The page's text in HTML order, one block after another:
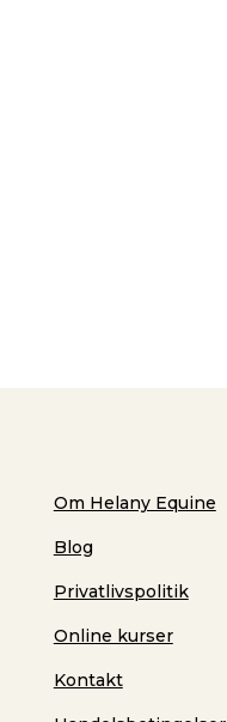
Om Helany Equine
Blog
Privatlivspolitik
Online kurser
Kontakt